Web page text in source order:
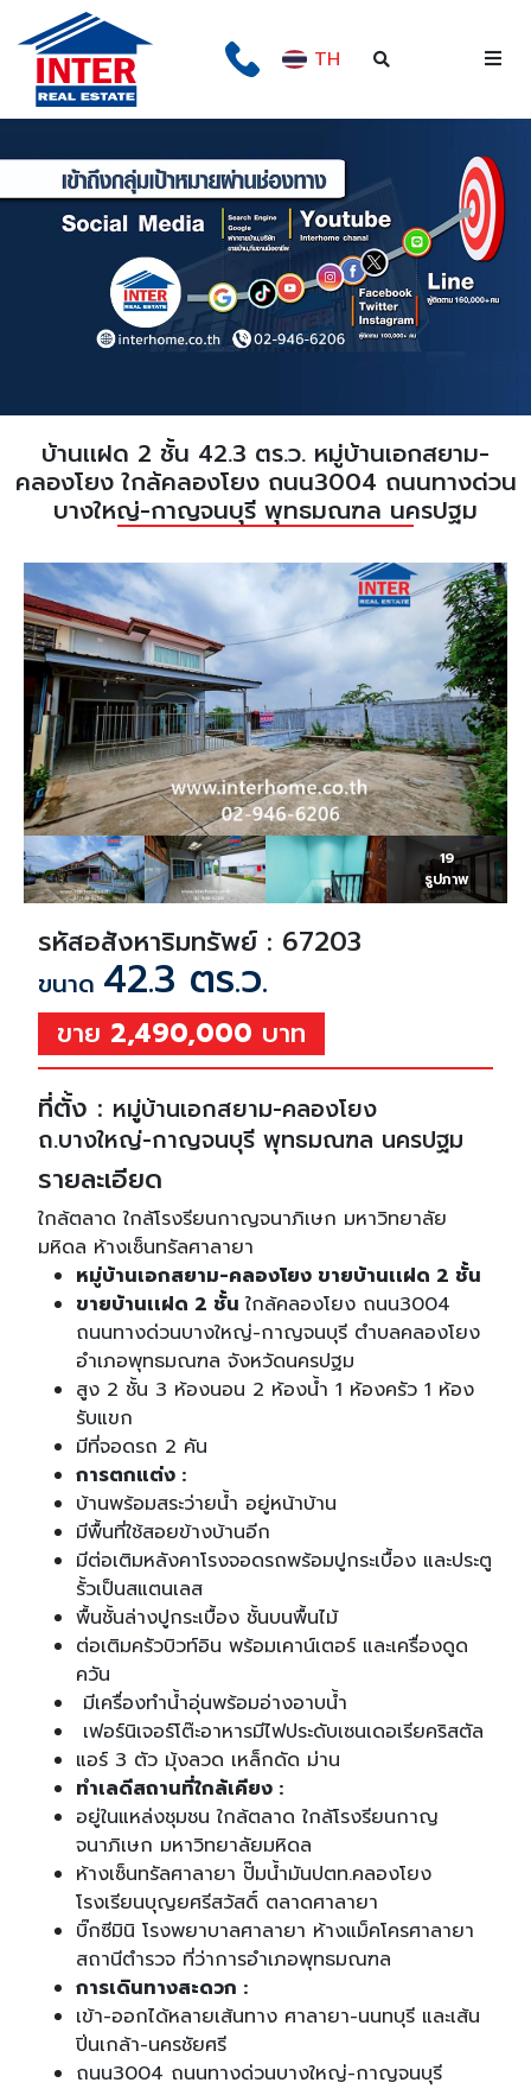
TH
บ้านเเฝด 2 ชั้น 42.3 ตร.ว. หมู่บ้านเอกสยาม-
คลองโยง ใกล้คลองโยง ถนน3004 ถนนทางด่วน
บางใหญ่-กาญจนบุรี พุทธมณฑล นครปฐม
19
รูปภาพ
รหัสอสังหาริมทรัพย์ : 67203
ขนาด 42.3 ตร.ว.
ขาย 2,490,000 บาท
ที่ตั้ง : หมู่บ้านเอกสยาม-คลองโยง
ถ.บางใหญ่-กาญจนบุรี พุทธมณฑล นครปฐม
รายละเอียด
ใกล้ตลาด ใกล้โรงรียนกาญจนาภิเษก มหาวิทยาลัย
มหิดล ห้างเซ็นทรัลศาลายา
หมู่บ้านเอกสยาม-คลองโยง ขายบ้านเเฝด 2 ชั้น
ขายบ้านเเฝด 2 ชั้นใกล้คลองโยง ถนน3004
ถนนทางด่วนบางใหญ่-กาญจนบุรี ตำบลคลองโยง
อำเภอพุทธมณฑล จังหวัดนครปฐม
สูง 2 ชั้น 3 ห้องนอน 2 ห้องน้ำ 1 ห้องครัว 1 ห้อง
รับแขก
มีที่จอดรถ 2 คัน
การตกแต่ง :
บ้านพร้อมสระว่ายน้ำ อยู่หน้าบ้าน
มีพื้นที่ใช้สอยข้างบ้านอีก
มีต่อเติมหลังคาโรงจอดรถพร้อมปูกระเบื้อง และประตู
รั้วเป็นสแตนเลส
พื้นชั้นล่างปูกระเบื้อง ชั้นบนพื้นไม้
ต่อเติมครัวบิวท์อิน พร้อมเคาน์เตอร์ และเครื่องดูด
ควัน
มีเครื่องทำน้ำอุ่นพร้อมอ่างอาบน้ำ
เฟอร์นิเจอร์โต๊ะอาหารมีไฟประดับเซนเดอเรียคริสตัล
แอร์ 3 ตัว มุ้งลวด เหล็กดัด ม่าน
ทำเลดีสถานที่ใกล้เคียง :
อยู่ในแหล่งชุมชน ใกล้ตลาด ใกล้โรงรียนกาญ
จนาภิเษก มหาวิทยาลัยมหิดล
ห้างเซ็นทรัลศาลายา ปั๊มน้ำมันปตท.คลองโยง
โรงเรียนบุญยศรีสวัสดิ์ ตลาดศาลายา
บิ๊กซีมินิ โรงพยาบาลศาลายา ห้างแม็คโครศาลายา
สถานีตำรวจ ที่ว่าการอำเภอพุทธมณฑล
การเดินทางสะดวก :
เข้า-ออกได้หลายเส้นทาง ศาลายา-นนทบุรี และเส้น
ปิ่นเกล้า-นครชัยศรี
ถนน3004 ถนนทางด่วนบางใหญ่-กาญจนบุรี